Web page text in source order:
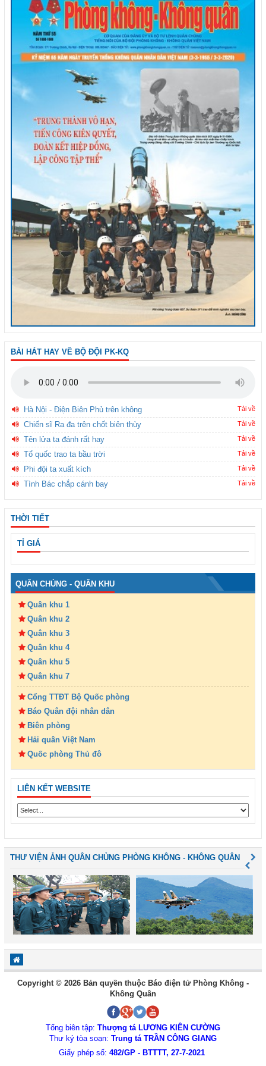
BÀI HÁT HAY VỀ BỘ ĐỘI PK-KQ
Hà Nội - Điện Biên Phủ trên không Tải về
Chiến sĩ Ra đa trên chốt biên thùy Tải về
Tên lửa ta đánh rất hay Tải về
Tổ quốc trao ta bầu trời Tải về
Phi đội ta xuất kích Tải về
Tình Bác chắp cánh bay Tải về
THỜI TIẾT
TỈ GIÁ
QUÂN CHỦNG - QUÂN KHU
Quân khu 1
Quân khu 2
Quân khu 3
Quân khu 4
Quân khu 5
Quân khu 7
Cổng TTĐT Bộ Quốc phòng
Báo Quân đội nhân dân
Biên phòng
Hải quân Việt Nam
Quốc phòng Thủ đô
LIÊN KẾT WEBSITE
THƯ VIỆN ẢNH QUÂN CHỦNG PHÒNG KHÔNG - KHÔNG QUÂN
Copyright © 2026 Bản quyền thuộc Báo điện tử Phòng Không -
Không Quân
Tổng biên tập: Thượng tá LƯƠNG KIÊN CƯỜNG
Thư ký tòa soạn: Trung tá TRẦN CÔNG GIANG
Giấy phép số: 482/GP - BTTTT, 27-7-2021